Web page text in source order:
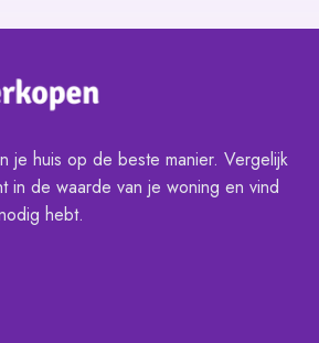
je huis op de beste manier. Vergelijk
in de waarde van je woning en vind
hebt.